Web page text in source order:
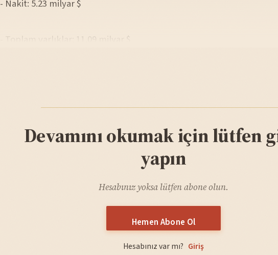
- Nakit: 5.23 milyar $
- Toplam varlıklar: 11.09 milyar $
Devamını okumak için lütfen
yapın
Hesabınız yoksa lütfen abone olun.
Hemen Abone Ol
Hesabınız var mı? Giriş